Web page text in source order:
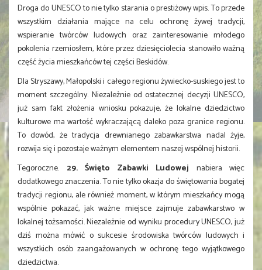
Droga do UNESCO to nie tylko starania o prestiżowy wpis. To przede
wszystkim działania mające na celu ochronę żywej tradycji,
wspieranie twórców ludowych oraz zainteresowanie młodego
pokolenia rzemiosłem, które przez dziesięciolecia stanowiło ważną
część życia mieszkańców tej części Beskidów.
Dla Stryszawy, Małopolski i całego regionu żywiecko-suskiego jest to
moment szczególny. Niezależnie od ostatecznej decyzji UNESCO,
już sam fakt złożenia wniosku pokazuje, że lokalne dziedzictwo
kulturowe ma wartość wykraczającą daleko poza granice regionu.
To dowód, że tradycja drewnianego zabawkarstwa nadal żyje,
rozwija się i pozostaje ważnym elementem naszej wspólnej historii.
Tegoroczne. 29. Święto Zabawki Ludowej nabiera więc
dodatkowego znaczenia. To nie tylko okazja do świętowania bogatej
tradycji regionu, ale również moment, w którym mieszkańcy mogą
wspólnie pokazać, jak ważne miejsce zajmuje zabawkarstwo w
lokalnej tożsamości. Niezależnie od wyniku procedury UNESCO, już
dziś można mówić o sukcesie środowiska twórców ludowych i
wszystkich osób zaangażowanych w ochronę tego wyjątkowego
dziedzictwa.